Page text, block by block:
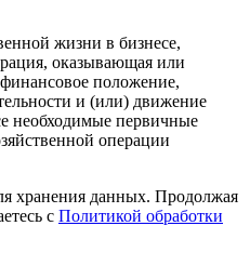
жизни в бизнесе,
оказывающая или
положение,
и (или) движение
необходимые первичные
операции
хранения данных. Продолжая
с Политикой обработки